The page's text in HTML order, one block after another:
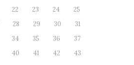
22 23 24
25
28 29 30
31
34 35 36
37
40 41 42
43